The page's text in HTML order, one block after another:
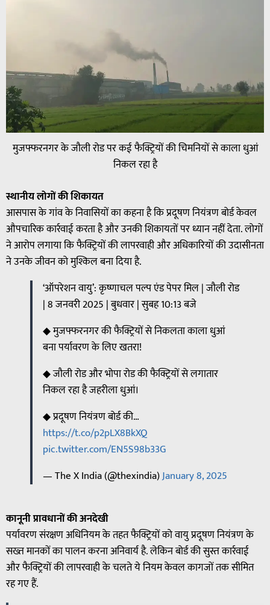
मुजफ्फरनगर के जौली रोड पर कई फैक्ट्रियों की चिमनियों से काला धुआं
निकल रहा है
स्थानीय लोगों की शिकायत
आसपास के गांव के निवासियों का कहना है कि प्रदूषण नियंत्रण बोर्ड केवल
औपचारिक कार्रवाई करता है और उनकी शिकायतों पर ध्यान नहीं देता. लोगों
ने आरोप लगाया कि फैक्ट्रियों की लापरवाही और अधिकारियों की उदासीनता
ने उनके जीवन को मुश्किल बना दिया है.
‘ऑपरेशन वायु’: कृष्णाचल पल्प एंड पेपर मिल | जौली रोड
| 8 जनवरी 2025 | बुधवार | सुबह 10:13 बजे
◆ मुजफ्फरनगर की फैक्ट्रियों से निकलता काला धुआं
बना पर्यावरण के लिए खतरा!
◆ जौली रोड और भोपा रोड की फैक्ट्रियों से लगातार
निकल रहा है जहरीला धुआं।
◆ प्रदूषण नियंत्रण बोर्ड की…
https://t.co/p2pLX8BkXQ
pic.twitter.com/EN5S98b33G
— The X India (@thexindia)January 8, 2025
कानूनी प्रावधानों की अनदेखी
पर्यावरण संरक्षण अधिनियम के तहत फैक्ट्रियों को वायु प्रदूषण नियंत्रण के
सख्त मानकों का पालन करना अनिवार्य है. लेकिन बोर्ड की सुस्त कार्रवाई
और फैक्ट्रियों की लापरवाही के चलते ये नियम केवल कागजों तक सीमित
रह गए हैं.